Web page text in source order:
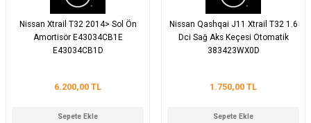
Nissan Xtrail T32 2014> Sol Ön
Amortisör E43034CB1E
E43034CB1D
6.200,00 TL
Sepete Ekle
Nissan Qashqai J11 Xtrail T32 1.6
Dci Sağ Aks Keçesi Otomatik
383423WX0D
1.750,00 TL
Sepete Ekle